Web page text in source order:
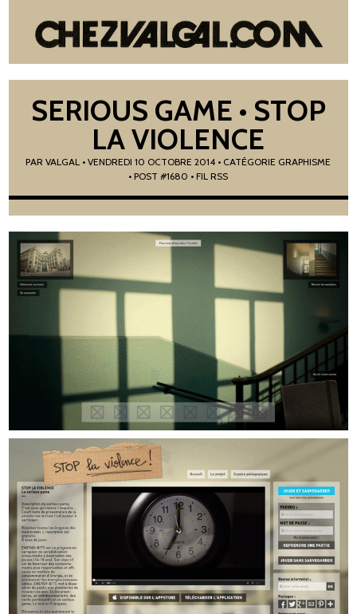
SERIOUS GAME • STOP
LA VIOLENCE
PARVALGAL •VENDREDI 10 OCTOBRE 2014 • CATÉGORIE GRAPHISME
• POST #1680 • FIL RSS